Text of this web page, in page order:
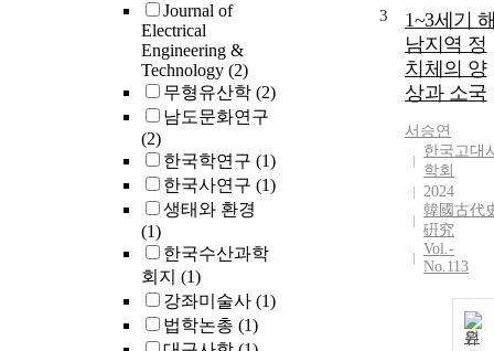
Journal of
Electrical
Engineering &
Technology (2)
무형유산학 (2)
남도문화연구
(2)
한국학연구 (1)
한국사연구 (1)
생태와 환경
(1)
한국수산과학
회지 (1)
강좌미술사 (1)
법학논총 (1)
3
1~3세기
남지역 정
치체의 양
상과 소국
서승연
한국고대
학회
2024
韓國古代
硏究
Vol.-
No.113
원